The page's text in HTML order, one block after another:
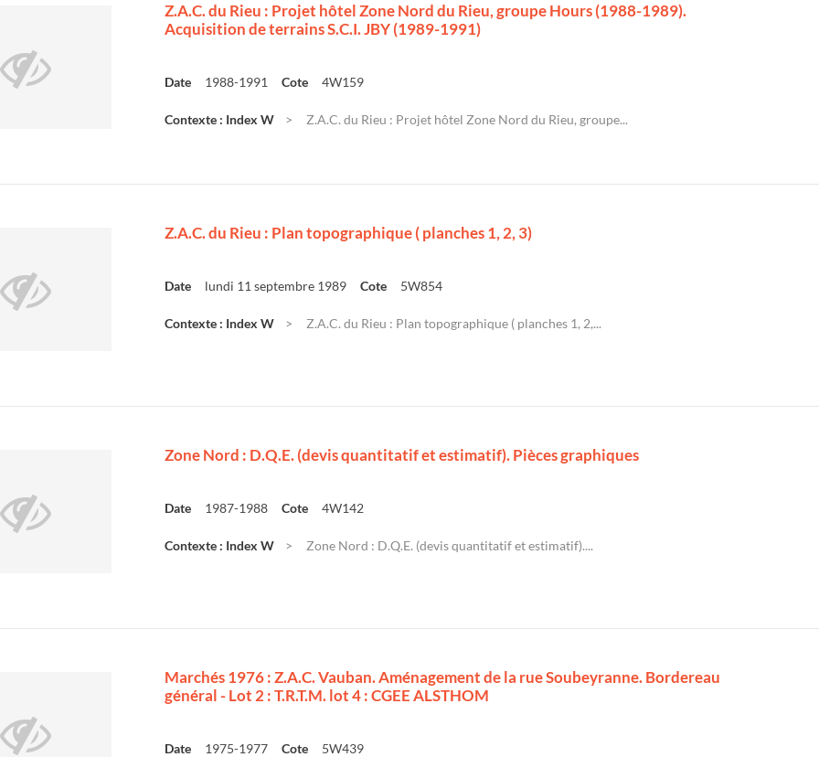
Z.A.C. du Rieu : Projet hôtel Zone Nord du Rieu, groupe Hours (1988-1989).
Acquisition de terrains S.C.I. JBY (1989-1991)
Date 1988-1991 Cote 4W159
Contexte : Index W Z.A.C. du Rieu : Projet hôtel Zone Nord du Rieu, groupe...
Z.A.C. du Rieu : Plan topographique ( planches 1, 2, 3)
Date lundi 11 septembre 1989 Cote 5W854
Contexte : Index W Z.A.C. du Rieu : Plan topographique ( planches 1, 2,...
Zone Nord : D.Q.E. (devis quantitatif et estimatif). Pièces graphiques
Date 1987-1988 Cote 4W142
Contexte : Index W Zone Nord : D.Q.E. (devis quantitatif et estimatif)....
Marchés 1976 : Z.A.C. Vauban. Aménagement de la rue Soubeyranne. Bordereau
général - Lot 2 : T.R.T.M. lot 4 : CGEE ALSTHOM
Date 1975-1977 Cote 5W439